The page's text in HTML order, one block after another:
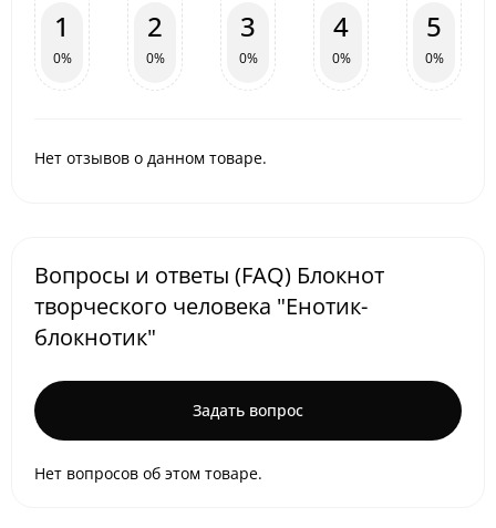
1
0%
2
0%
3
0%
4
0%
5
0%
Нет отзывов о данном товаре.
Вопросы и ответы (FAQ) Блокнот
творческого человека "Енотик-
блокнотик"
Задать вопрос
Нет вопросов об этом товаре.